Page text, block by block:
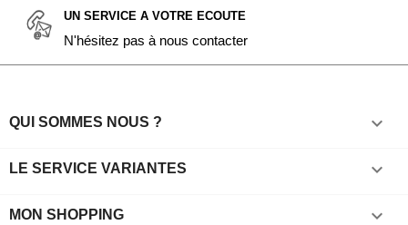
UN SERVICE A VOTRE ECOUTE
N'hésitez pas à nous contacter
QUI SOMMES NOUS ? 
LE SERVICE VARIANTES 
MON SHOPPING 